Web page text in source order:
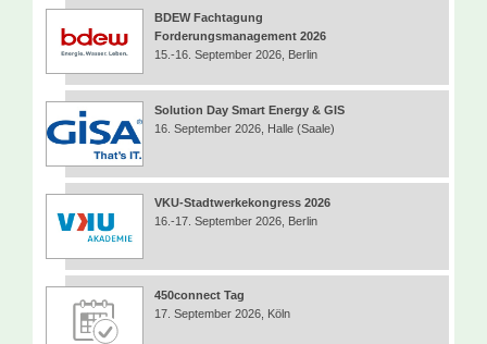
BDEW Fachtagung
Forderungsmanagement 2026
15.-16. September 2026, Berlin
Solution Day Smart Energy & GIS
16. September 2026, Halle (Saale)
VKU-Stadtwerkekongress 2026
16.-17. September 2026, Berlin
450connect Tag
17. September 2026, Köln